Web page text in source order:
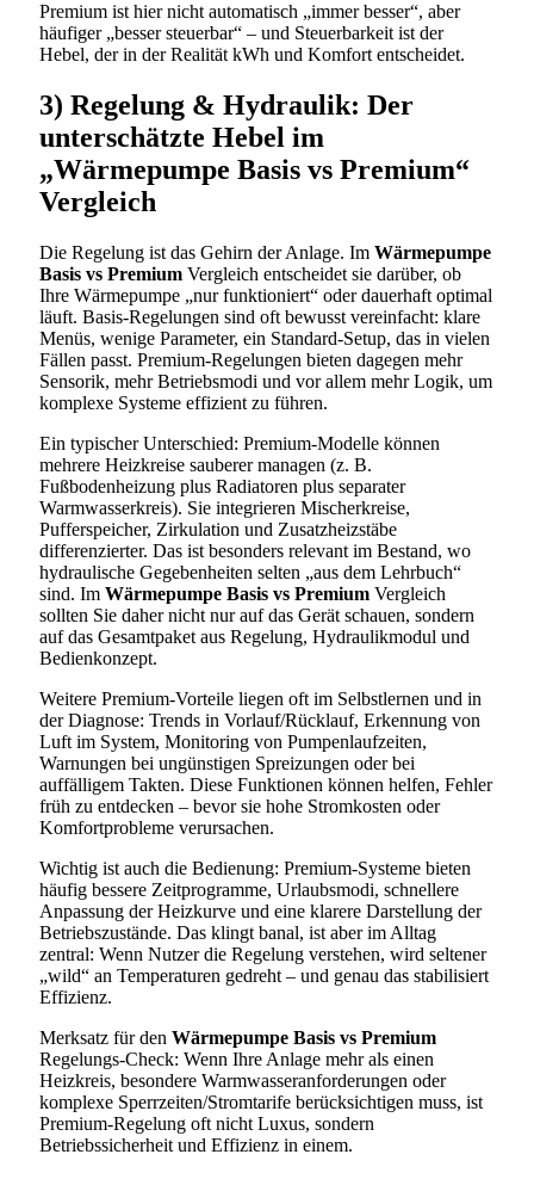
Premium ist hier nicht automatisch „immer besser“, aber
häufiger „besser steuerbar“ – und Steuerbarkeit ist der
Hebel, der in der Realität kWh und Komfort entscheidet.
3) Regelung & Hydraulik: Der
unterschätzte Hebel im
„Wärmepumpe Basis vs Premium“
Vergleich
Die Regelung ist das Gehirn der Anlage. Im Wärmepumpe
Basis vs Premium Vergleich entscheidet sie darüber, ob
Ihre Wärmepumpe „nur funktioniert“ oder dauerhaft optimal
läuft. Basis-Regelungen sind oft bewusst vereinfacht: klare
Menüs, wenige Parameter, ein Standard-Setup, das in vielen
Fällen passt. Premium-Regelungen bieten dagegen mehr
Sensorik, mehr Betriebsmodi und vor allem mehr Logik, um
komplexe Systeme effizient zu führen.
Ein typischer Unterschied: Premium-Modelle können
mehrere Heizkreise sauberer managen (z. B.
Fußbodenheizung plus Radiatoren plus separater
Warmwasserkreis). Sie integrieren Mischerkreise,
Pufferspeicher, Zirkulation und Zusatzheizstäbe
differenzierter. Das ist besonders relevant im Bestand, wo
hydraulische Gegebenheiten selten „aus dem Lehrbuch“
sind. Im Wärmepumpe Basis vs Premium Vergleich
sollten Sie daher nicht nur auf das Gerät schauen, sondern
auf das Gesamtpaket aus Regelung, Hydraulikmodul und
Bedienkonzept.
Weitere Premium-Vorteile liegen oft im Selbstlernen und in
der Diagnose: Trends in Vorlauf/Rücklauf, Erkennung von
Luft im System, Monitoring von Pumpenlaufzeiten,
Warnungen bei ungünstigen Spreizungen oder bei
auffälligem Takten. Diese Funktionen können helfen, Fehler
früh zu entdecken – bevor sie hohe Stromkosten oder
Komfortprobleme verursachen.
Wichtig ist auch die Bedienung: Premium-Systeme bieten
häufig bessere Zeitprogramme, Urlaubsmodi, schnellere
Anpassung der Heizkurve und eine klarere Darstellung der
Betriebszustände. Das klingt banal, ist aber im Alltag
zentral: Wenn Nutzer die Regelung verstehen, wird seltener
„wild“ an Temperaturen gedreht – und genau das stabilisiert
Effizienz.
Merksatz für den Wärmepumpe Basis vs Premium
Regelungs-Check: Wenn Ihre Anlage mehr als einen
Heizkreis, besondere Warmwasseranforderungen oder
komplexe Sperrzeiten/Stromtarife berücksichtigen muss, ist
Premium-Regelung oft nicht Luxus, sondern
Betriebssicherheit und Effizienz in einem.